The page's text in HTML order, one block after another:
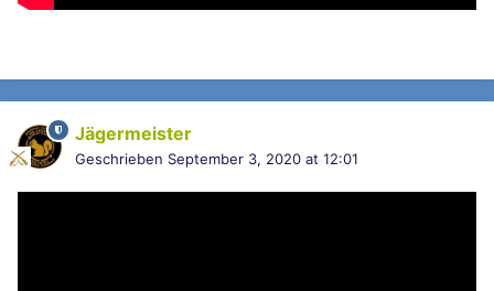
Jägermeister
Geschrieben September 3, 2020 at 12:01